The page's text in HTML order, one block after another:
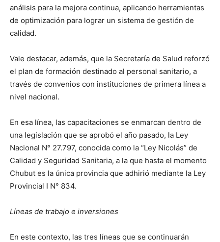
análisis para la mejora continua, aplicando herramientas
de optimización para lograr un sistema de gestión de
calidad.
Vale destacar, además, que la Secretaría de Salud reforzó
el plan de formación destinado al personal sanitario, a
través de convenios con instituciones de primera línea a
nivel nacional.
En esa línea, las capacitaciones se enmarcan dentro de
una legislación que se aprobó el año pasado, la Ley
Nacional N° 27.797, conocida como la “Ley Nicolás” de
Calidad y Seguridad Sanitaria, a la que hasta el momento
Chubut es la única provincia que adhirió mediante la Ley
Provincial I N° 834.
Líneas de trabajo e inversiones
En este contexto, las tres líneas que se continuarán